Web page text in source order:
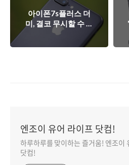
아이폰7s플러스 더
미, 결코 무시할 수 없
는 '아이폰7/7s'의 존
엔조이 유어 라이프 닷컴!
하루하루를 맞이하는 즐거움! 엔조이
닷컴!